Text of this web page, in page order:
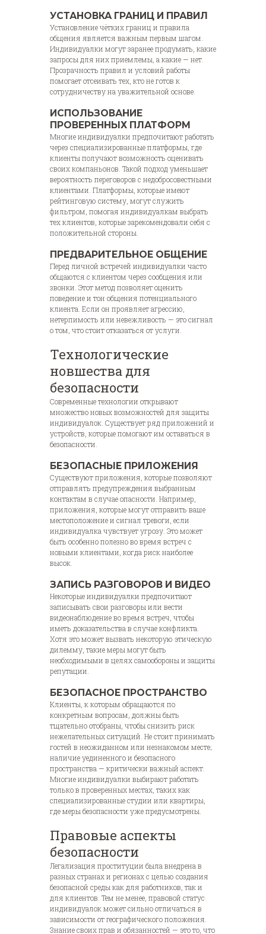
УСТАНОВКА ГРАНИЦ И ПРАВИЛ
Установление чётких границ и правила
общения является важным первым шагом.
Индивидуалки могут заранее продумать, какие
запросы для них приемлемы, а какие — нет.
Прозрачность правил и условий работы
помогает отсеивать тех, кто не готов к
сотрудничеству на уважительной основе.
ИСПОЛЬЗОВАНИЕ
ПРОВЕРЕННЫХ ПЛАТФОРМ
Многие индивидуалки предпочитают работать
через специализированные платформы, где
клиенты получают возможность оценивать
своих компаньонов. Такой подход уменьшает
вероятность переговоров с недобросовестными
клиентами. Платформы, которые имеют
рейтинговую систему, могут служить
фильтром, помогая индивидуалкам выбрать
тех клиентов, которые зарекомендовали себя с
положительной стороны.
ПРЕДВАРИТЕЛЬНОЕ ОБЩЕНИЕ
Перед личной встречей индивидуалки часто
общаются с клиентом через сообщения или
звонки. Этот метод позволяет оценить
поведение и тон общения потенциального
клиента. Если он проявляет агрессию,
нетерпимость или невежливость — это сигнал
о том, что стоит отказаться от услуги.
Технологические
новшества для
безопасности
Современные технологии открывают
множество новых возможностей для защиты
индивидуалок. Существует ряд приложений и
устройств, которые помогают им оставаться в
безопасности.
БЕЗОПАСНЫЕ ПРИЛОЖЕНИЯ
Существуют приложения, которые позволяют
отправлять предупреждения выбранным
контактам в случае опасности. Например,
приложения, которые могут отправить ваше
местоположение и сигнал тревоги, если
индивидуалка чувствует угрозу. Это может
быть особенно полезно во время встреч с
новыми клиентами, когда риск наиболее
высок.
ЗАПИСЬ РАЗГОВОРОВ И ВИДЕО
Некоторые индивидуалки предпочитают
записывать свои разговоры или вести
видеонаблюдение во время встреч, чтобы
иметь доказательства в случае конфликта.
Хотя это может вызвать некоторую этическую
дилемму, такие меры могут быть
необходимыми в целях самообороны и защиты
репутации.
БЕЗОПАСНОЕ ПРОСТРАНСТВО
Клиенты, к которым обращаются по
конкретным вопросам, должны быть
тщательно отобраны, чтобы снизить риск
нежелательных ситуаций. Не стоит принимать
гостей в неожиданном или незнакомом месте;
наличие уединенного и безопасного
пространства — критически важный аспект.
Многие индивидуалки выбирают работать
только в проверенных местах, таких как
специализированные студии или квартиры,
где меры безопасности уже предусмотрены.
Правовые аспекты
безопасности
Легализация проституции была внедрена в
разных странах и регионах с целью создания
безопасной среды как для работников, так и
для клиентов. Тем не менее, правовой статус
индивидуалок может сильно отличаться в
зависимости от географического положения.
Знание своих прав и обязанностей — это то, что